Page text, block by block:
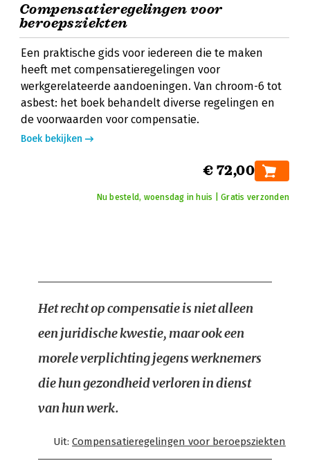
Compensatieregelingen voor
beroepsziekten
Een praktische gids voor iedereen die te maken
heeft met compensatieregelingen voor
werkgerelateerde aandoeningen. Van chroom-6 tot
asbest: het boek behandelt diverse regelingen en
de voorwaarden voor compensatie.
Boek bekijken
€ 72,00
Nu besteld, woensdag in huis | Gratis verzonden
Het recht op compensatie is niet alleen
een juridische kwestie, maar ook een
morele verplichting jegens werknemers
die hun gezondheid verloren in dienst
van hun werk.
Uit: Compensatieregelingen voor beroepsziekten